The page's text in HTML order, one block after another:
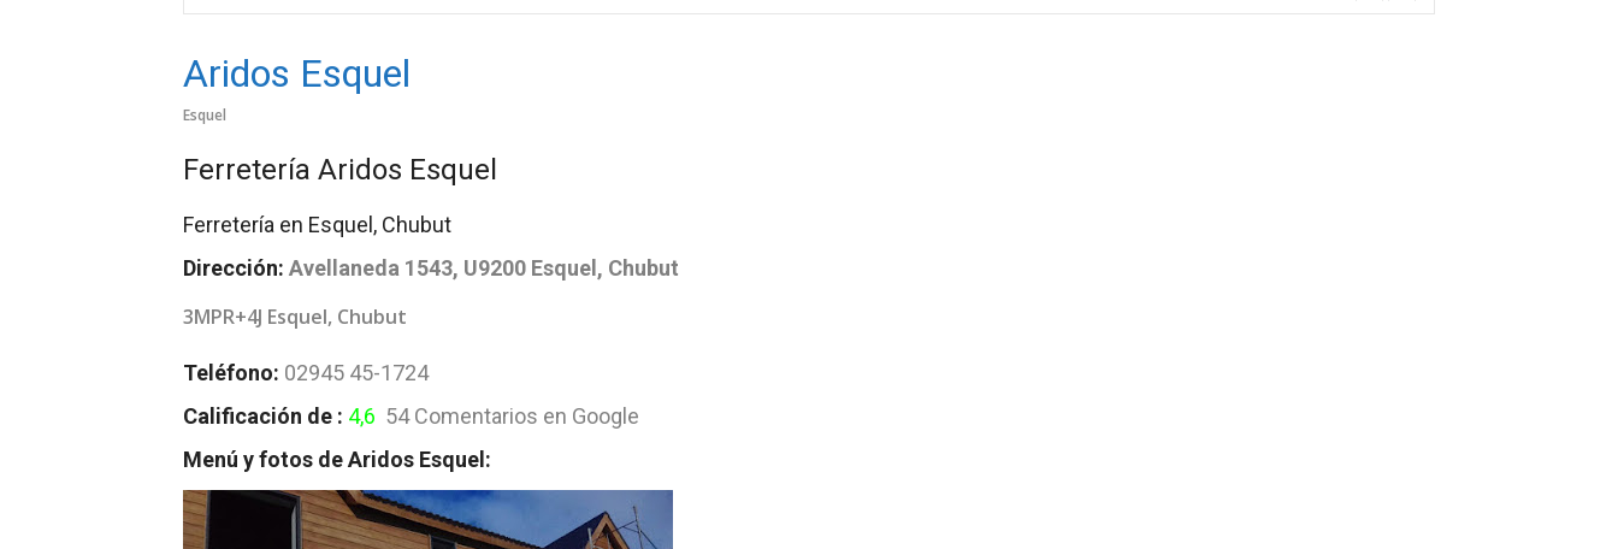
Aridos Esquel
Esquel
Ferretería Aridos Esquel
Ferretería en Esquel, Chubut
Dirección: Avellaneda 1543, U9200 Esquel, Chubut
3MPR+4J Esquel, Chubut
Teléfono: 02945 45-1724
Calificación de : 4,6 54 Comentarios en Google
Menú y fotos de Aridos Esquel: